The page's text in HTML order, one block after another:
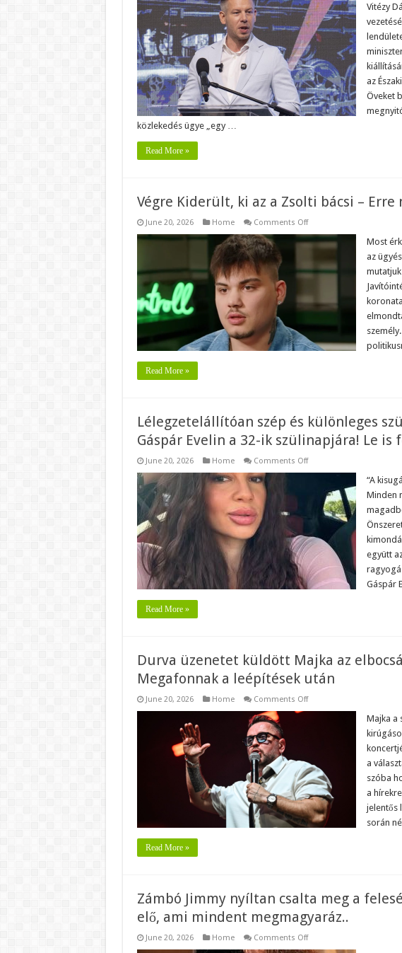
Péter:
A
magyar
közlekedés
végre
új
lendületet
kaphat
Vitézy
az
Öveket
közlekedés ügye „egy …
Read More »
Végre Kiderült, ki az a Zsolti bácsi –
June 20, 2026 Home Comments Offon
Kiderült,
a
Zsolti
–
Erre
nem
számított
az
ország:
Most
az
Read More »
Lélegzetelállítóan szép és különleges
Gáspár Evelin a 32-ik szülinapjára! Le
June 20, 2026 Home Comments Offon
különleges
szülinapi
tortát
Gáspár
Evelin
a
32-
ik
szülinapjára!
Le
“A
Minden
együtt
Gáspár
Read More »
Durva üzenetet küldött Majka az
Megafonnak a leépítések után
June 20, 2026 Home Comments Offon
újságíróknak
és
a
Megafonnak
a
leépítések
után
Majka a
a
szóba
a
jelentős
során
Read More »
Zámbó Jimmy nyíltan csalta meg a
elő, ami mindent megmagyaráz..
June 20, 2026 Home Comments Offon